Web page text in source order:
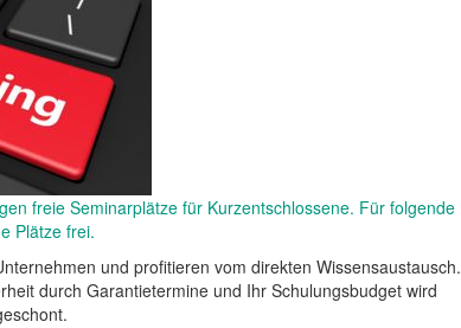
freie Seminarplätze für Kurzentschlossene. Für folgende
Plätze frei.
und profitieren vom direkten Wissensaustausch.
durch Garantietermine und Ihr Schulungsbudget wird